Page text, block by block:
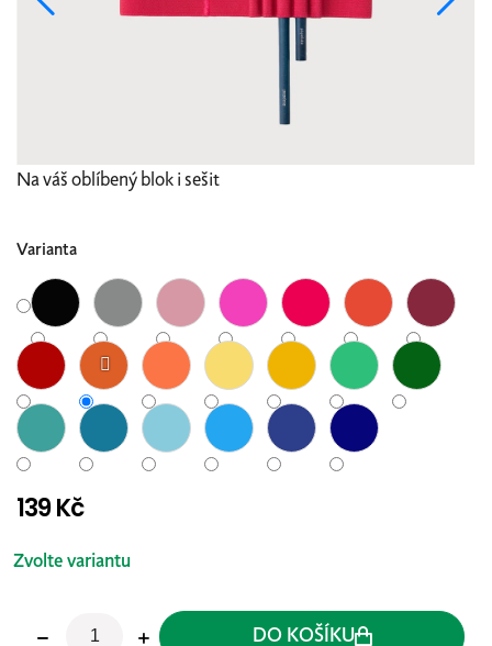
Na váš oblíbený blok i sešit
Varianta
139 Kč
Měrná
Zvolte variantu
DO KOŠÍKU